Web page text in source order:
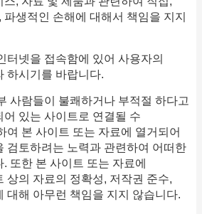
생적인 손해에 대해서 책임을 지지
터넷을 접속함에 있어 사용자의
하시기를 바랍니다.
사람들이 불쾌하거나 부적절 하다고
있는 사이트로 연결될 수
여 본 사이트 또는 자료에 열거되어
검토하려는 노력과 관련하여 어떠한
또한 본 사이트 또는 자료에
상의 자료의 정확성, 저작권 준수,
대해 아무런 책임을 지지 않습니다.